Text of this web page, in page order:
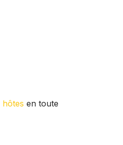
hôtes en toute